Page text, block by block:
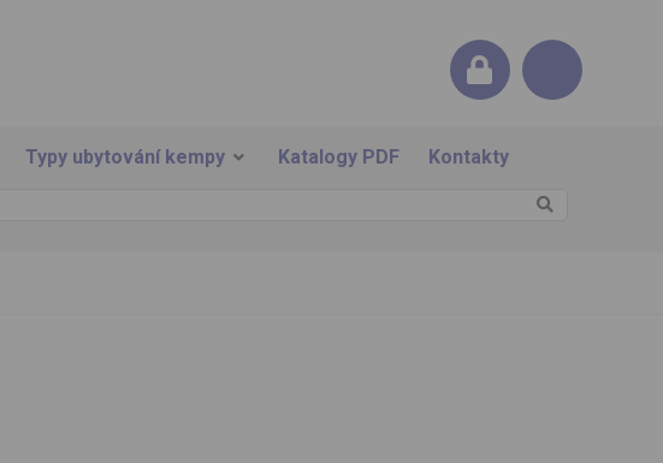
Typy ubytování kempy Katalogy PDF Kontakty